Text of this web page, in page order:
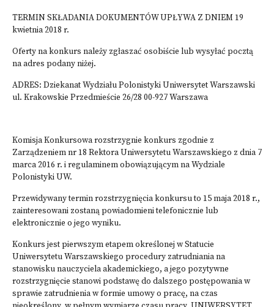
TERMIN SKŁADANIA DOKUMENTÓW UPŁYWA Z DNIEM 19
kwietnia 2018 r.
Oferty na konkurs należy zgłaszać osobiście lub wysyłać pocztą
na adres podany niżej.
ADRES: Dziekanat Wydziału Polonistyki Uniwersytet Warszawski
ul. Krakowskie Przedmieście 26/28 00-927 Warszawa
Komisja Konkursowa rozstrzygnie konkurs zgodnie z
Zarządzeniem nr 18 Rektora Uniwersytetu Warszawskiego z dnia 7
marca 2016 r. i regulaminem obowiązującym na Wydziale
Polonistyki UW.
Przewidywany termin rozstrzygnięcia konkursu to 15 maja 2018 r.,
zainteresowani zostaną powiadomieni telefonicznie lub
elektronicznie o jego wyniku.
Konkurs jest pierwszym etapem określonej w Statucie
Uniwersytetu Warszawskiego procedury zatrudniania na
stanowisku nauczyciela akademickiego, a jego pozytywne
rozstrzygnięcie stanowi podstawę do dalszego postępowania w
sprawie zatrudnienia w formie umowy o pracę, na czas